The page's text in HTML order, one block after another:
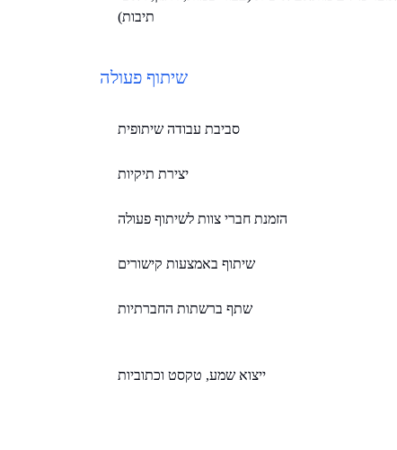
תיבות)
שיתוף פעולה
סביבת עבודה שיתופית
יצירת תיקיות
הזמנת חברי צוות לשיתוף פעולה
שיתוף באמצעות קישורים
שתף ברשתות החברתיות
ייצוא שמע, טקסט וכתוביות